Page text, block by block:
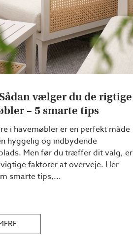
vælger du de rigtige
– 5 smarte tips
i havemøbler er en perfekt måde
hyggelig og indbydende
Men før du træffer dit valg, er
faktorer at overveje. Her
smarte tips,...